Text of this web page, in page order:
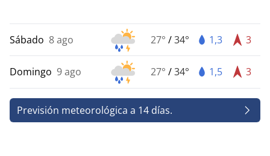
Sábado 8 ago 27° /34° 1,3 3
Domingo 9 ago 27° /34° 1,5 3
Previsión meteorológica a 14 días.